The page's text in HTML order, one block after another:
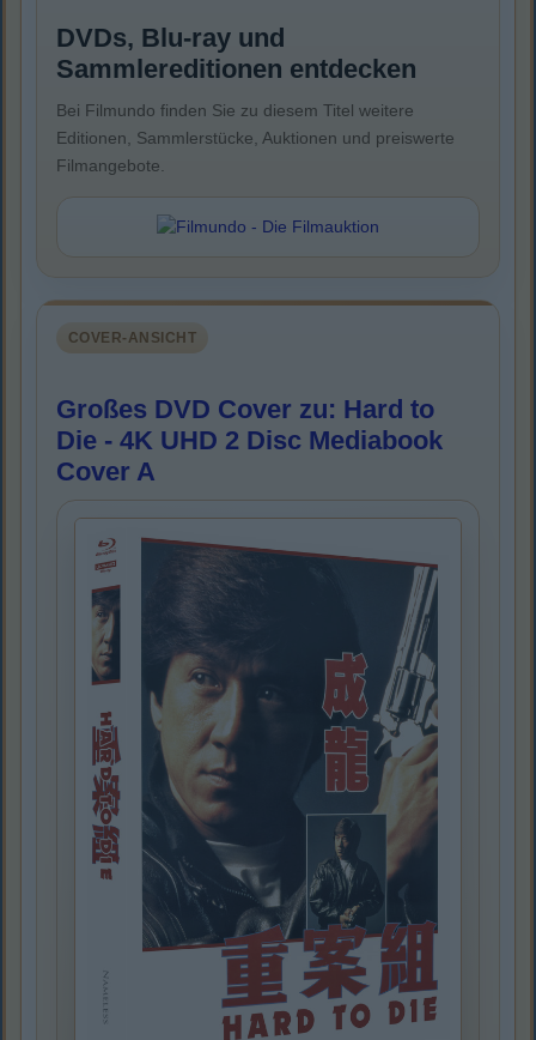
DVDs, Blu-ray und
Sammlereditionen entdecken
Bei Filmundo finden Sie zu diesem Titel weitere
Editionen, Sammlerstücke, Auktionen und preiswerte
Filmangebote.
COVER-ANSICHT
Großes DVD Cover zu: Hard to
Die - 4K UHD 2 Disc Mediabook
Cover A